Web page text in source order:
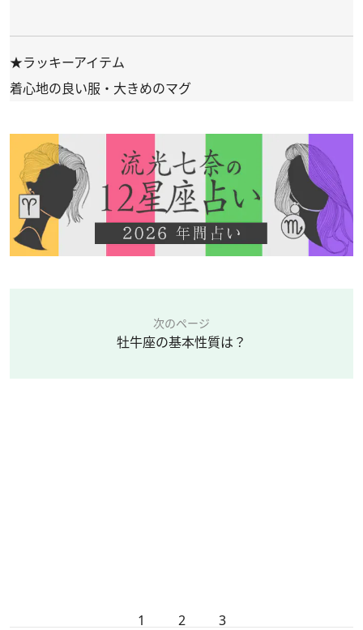
★ラッキーアイテム
着心地の良い服・大きめのマグ
次のページ
牡牛座の基本性質は？
1 2 3